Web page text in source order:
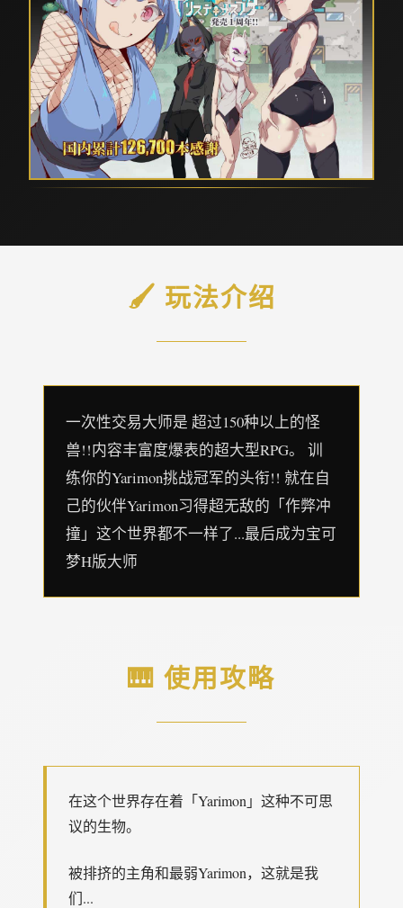
🖌️ 玩法介绍
一次性交易大师是 超过150种以上的怪
兽!!内容丰富度爆表的超大型RPG。 训
练你的Yarimon挑战冠军的头衔!! 就在自
己的伙伴Yarimon习得超无敌的「作弊冲
撞」这个世界都不一样了...最后成为宝可
梦H版大师
🎹 使用攻略
在这个世界存在着「Yarimon」这种不可思
议的生物。
被排挤的主角和最弱Yarimon，这就是我
们...